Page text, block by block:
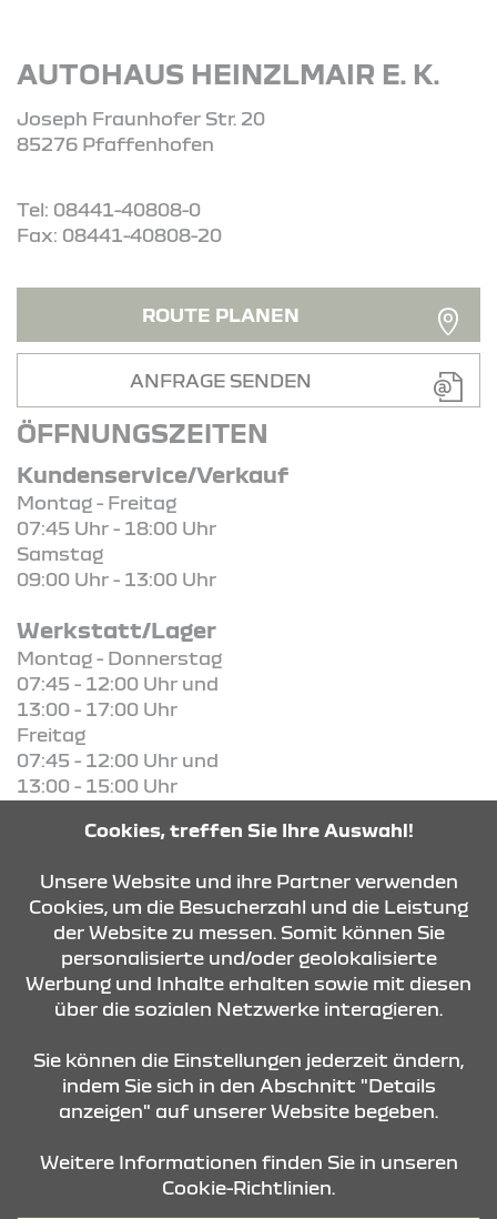
AUTOHAUS HEINZLMAIR E. K.
Joseph Fraunhofer Str. 20
85276 Pfaffenhofen
Tel: 08441-40808-0
Fax: 08441-40808-20
ROUTE PLANEN
ANFRAGE SENDEN
ÖFFNUNGSZEITEN
Kundenservice/Verkauf
Montag - Freitag
07:45 Uhr - 18:00 Uhr
Samstag
09:00 Uhr - 13:00 Uhr
Werkstatt/Lager
Montag - Donnerstag
07:45 - 12:00 Uhr und
13:00 - 17:00 Uhr
Freitag
07:45 - 12:00 Uhr und
13:00 - 15:00 Uhr
ÖFFNUNGSZEITEN
Cookies, treffen Sie Ihre Auswahl!
Unsere Website und ihre Partner verwenden
Cookies, um die Besucherzahl und die Leistung
der Website zu messen. Somit können Sie
personalisierte und/oder geolokalisierte
Werbung und Inhalte erhalten sowie mit diesen
über die sozialen Netzwerke interagieren.
Sie können die Einstellungen jederzeit ändern,
indem Sie sich in den Abschnitt "Details
anzeigen" auf unserer Website begeben.
Weitere Informationen finden Sie in unseren
Cookie-Richtlinien.